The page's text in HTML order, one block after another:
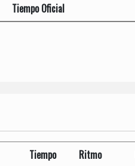
Tiempo Oficial
Tiempo Ritmo